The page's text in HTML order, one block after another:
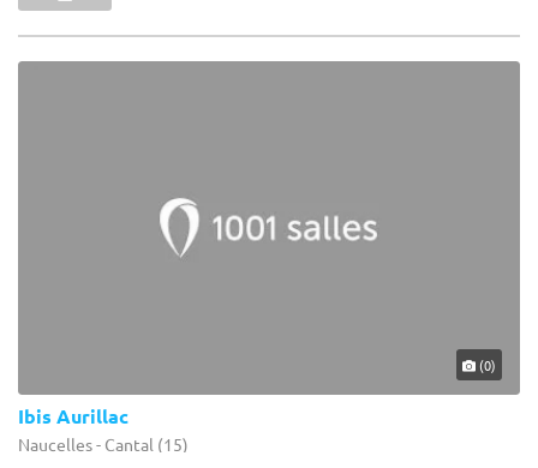
(0)
Ibis Aurillac
Naucelles - Cantal (15)